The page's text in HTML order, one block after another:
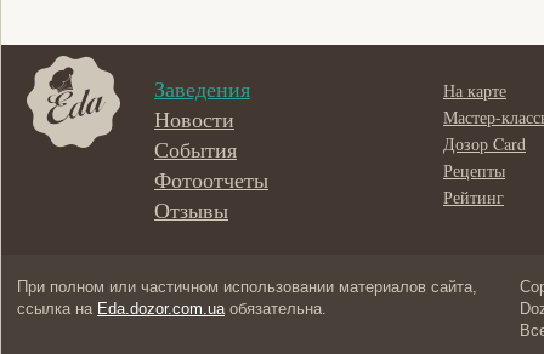
Заведения
Новости
События
Фотоотчеты
Отзывы
На карте
Мастер-
Дозор Card
Рецепты
Рейтинг
При полном или частичном использовании материалов сайта,
ссылка на Eda.dozor.com.uaобязательна.